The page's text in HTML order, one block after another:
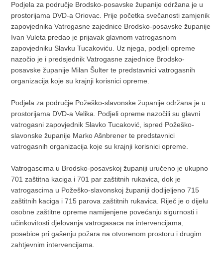
Podjela za područje Brodsko-posavske županije održana je u
prostorijama DVD-a Oriovac. Prije početka svečanosti zamjenik
zapovjednika Vatrogasne zajednice Brodsko-posavske županije
Ivan Vuleta predao je prijavak glavnom vatrogasnom
zapovjedniku Slavku Tucakoviću. Uz njega, podjeli opreme
nazočio je i predsjednik Vatrogasne zajednice Brodsko-
posavske županije Milan Šulter te predstavnici vatrogasnih
organizacija koje su krajnji korisnici opreme.
Podjela za područje Požeško-slavonske županije održana je u
prostorijama DVD-a Velika. Podjeli opreme nazočili su glavni
vatrogasni zapovjednik Slavko Tucaković, ispred Požeško-
slavonske županije Marko Ašnbrener te predstavnici
vatrogasnih organizacija koje su krajnji korisnici opreme.
Vatrogascima u Brodsko-posavskoj županiji uručeno je ukupno
701 zaštitna kaciga i 701 par zaštitnih rukavica, dok je
vatrogascima u Požeško-slavonskoj županiji dodijeljeno 715
zaštitnih kaciga i 715 parova zaštitnih rukavica. Riječ je o dijelu
osobne zaštitne opreme namijenjene povećanju sigurnosti i
učinkovitosti djelovanja vatrogasaca na intervencijama,
posebice pri gašenju požara na otvorenom prostoru i drugim
zahtjevnim intervencijama.